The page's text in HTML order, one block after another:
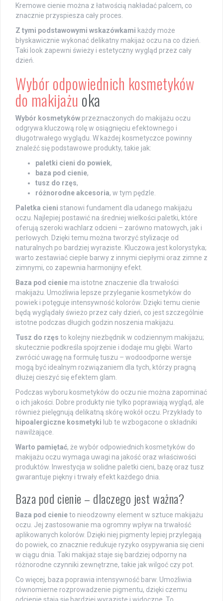
Kremowe cienie można z łatwością nakładać palcem, co
znacznie przyspiesza cały proces.
Z tymi podstawowymi wskazówkami każdy może
błyskawicznie wykonać delikatny makijaż oczu na co dzień.
Taki look zapewni świeży i estetyczny wygląd przez cały
dzień.
Wybór odpowiednich kosmetyków
do makijażu oka
Wybór kosmetyków przeznaczonych do makijażu oczu
odgrywa kluczową rolę w osiągnięciu efektownego i
długotrwałego wyglądu. W każdej kosmetyczce powinny
znaleźć się podstawowe produkty, takie jak:
paletki cieni do powiek,
baza pod cienie,
tusz do rzęs,
różnorodne akcesoria, w tym pędzle.
Paletka cieni stanowi fundament dla udanego makijażu
oczu. Najlepiej postawić na średniej wielkości paletki, które
oferują szeroki wachlarz odcieni – zarówno matowych, jak i
perłowych. Dzięki temu można tworzyć stylizacje od
naturalnych po bardziej wyraziste. Kluczowa jest kolorystyka;
warto zestawiać ciepłe barwy z innymi ciepłymi oraz zimne z
zimnymi, co zapewnia harmonijny efekt.
Baza pod cienie ma istotne znaczenie dla trwałości
makijażu. Umożliwia lepsze przyleganie kosmetyków do
powiek i potęguje intensywność kolorów. Dzięki temu cienie
będą wyglądały świeżo przez cały dzień, co jest szczególnie
istotne podczas długich godzin noszenia makijażu.
Tusz do rzęs to kolejny niezbędnik w codziennym makijażu;
skutecznie podkreśla spojrzenie i dodaje mu głębi. Warto
zwrócić uwagę na formułę tuszu – wodoodporne wersje
mogą być idealnym rozwiązaniem dla tych, którzy pragną
dłużej cieszyć się efektem glam.
Podczas wyboru kosmetyków do oczu nie można zapominać
o ich jakości. Dobre produkty nie tylko poprawiają wygląd, ale
również pielęgnują delikatną skórę wokół oczu. Przykłady to
hipoalergiczne kosmetyki lub te wzbogacone o składniki
nawilżające.
Warto pamiętać, że wybór odpowiednich kosmetyków do
makijażu oczu wymaga uwagi na jakość oraz właściwości
produktów. Inwestycja w solidne paletki cieni, bazę oraz tusz
gwarantuje piękny i trwały efekt każdego dnia.
Baza pod cienie – dlaczego jest ważna?
Baza pod cienieto nieodzowny element w sztuce makijażu
oczu. Jej zastosowanie ma ogromny wpływ na trwałość
aplikowanych kolorów. Dzięki niej pigmenty lepiej przylegają
do powiek, co znacznie redukuje ryzyko osypywania się cieni
w ciągu dnia. Taki makijaż staje się bardziej odporny na
różnorodne czynniki zewnętrzne, takie jak wilgoć czy pot.
Co więcej, baza poprawia intensywność barw. Umożliwia
równomierne rozprowadzenie pigmentu, dzięki czemu
odcienie stają się bardziej wyraziste i widoczne. To